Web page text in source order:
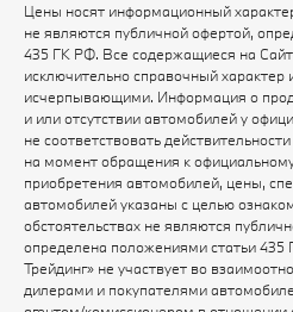
Цены носят информационный
не являются публичной офертой,
435 ГК РФ. Все содержащиеся на
исключительно справочный характер
исчерпывающими. Информация о
и или отсутствии автомобилей у
не соответствовать
на момент обращения к
приобретения автомобилей, цены,
автомобилей указаны с целью
обстоятельствах не являются
определена положениями статьи
Трейдинг» не участвует во
дилерами и покупателями